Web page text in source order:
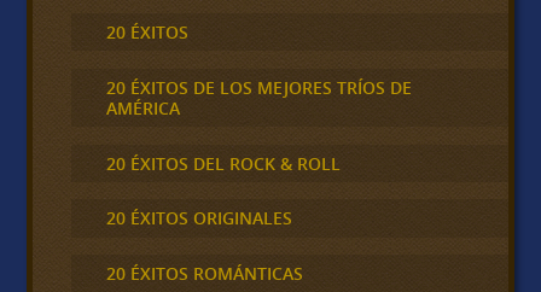
20 ÉXITOS
20 ÉXITOS DE LOS MEJORES TRÍOS DE
AMÉRICA
20 ÉXITOS DEL ROCK & ROLL
20 ÉXITOS ORIGINALES
20 ÉXITOS ROMÁNTICAS